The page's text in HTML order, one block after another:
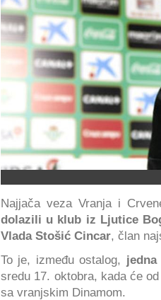
Najjača veza Vranja i
dolazili u klub iz Ljutice
Vlada Stošić Cincar, član
To je, između ostalog,
sredu 17. oktobra, kada će
sa vranjskim Dinamom.